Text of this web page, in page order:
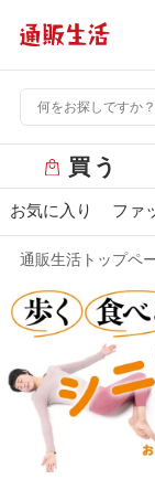
ー
バ
ュ
買う
お気に入り ファ
通販生活トップペ